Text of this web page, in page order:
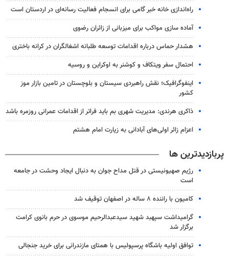
راه‌اندازی خانه خبر گامی برای انسجام فعالیت رسانه‌ای در اردستان است
آماده سازی مواکب برای میزبانی از زائران رضوی
هشدار حماس درباره اقدامات توسعه طلبانه اشغالگران در کرانه باختری
احتمال سفر ویتکاف و کوشنر به اوکراین و روسیه
اینفوگرافیک؛ نقش راهبردی سیستان و بلوچستان در تامین بازار موز
کشور
ذاکری هرندی: مدیریت شهری بم باید فراتر از اقدامات عمرانی روزمره باشد
اعزام زائر اولی‌های آبادانی به زیارت امام هشتم
پربازدیدترین ها
رژیم صهیونیستی در قتل مداح جوان به دنبال ایجاد وحشت در جامعه
است
کامیون با راننده ۸ ساله در اصفهان توقیف شد
گرامیداشت سپهبد شهید سیدعبدالرحیم موسوی در حرم بانوی کرامت
برگزار شد
توافق اولیه باشگاه پرسپولیس با همتای مازندرانی برای خرید جنجالی